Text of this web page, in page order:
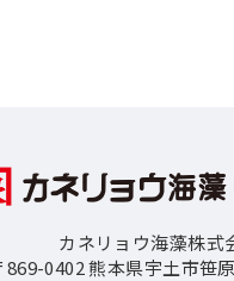
カネリョウ海藻株式
869-0402 熊本県宇土市笹